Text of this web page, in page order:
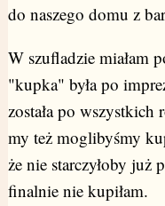
do naszego domu z
W szufladzie miałam
"kupka" była po
została po wszystkich
my też moglibyśmy
że nie starczyłoby już
finalnie nie kupiłam.